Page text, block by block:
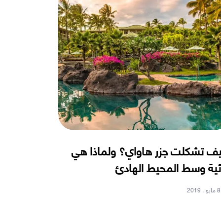
تشكلت جزر هاواي؟ ولماذا هي
وسط المحيط الهادئ
8 مايو ، 2019